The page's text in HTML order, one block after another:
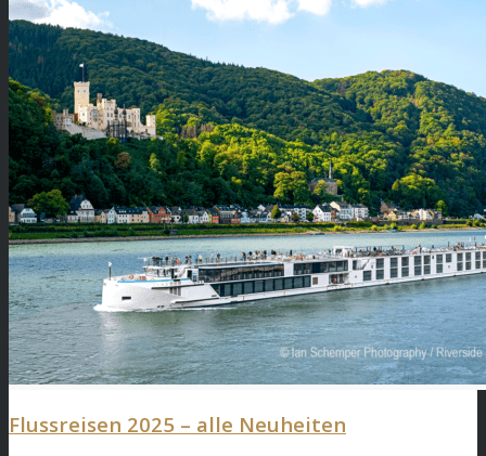
Flussreisen 2025 – alle Neuheiten